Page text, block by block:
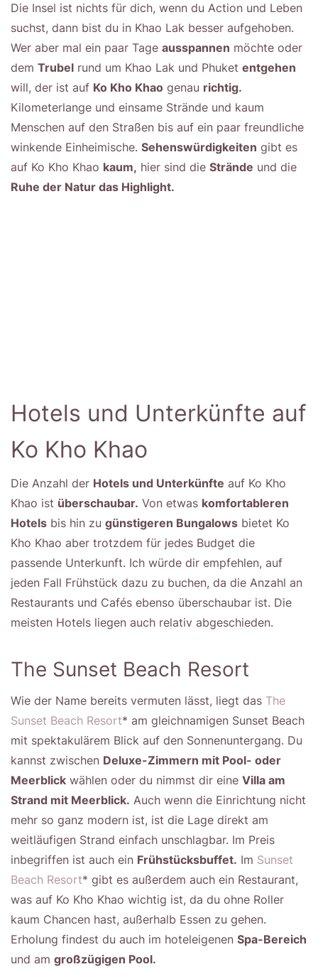
Die Insel ist nichts für dich, wenn du Action und Leben
suchst, dann bist du in Khao Lak besser aufgehoben.
Wer aber mal ein paar Tage ausspannen möchte oder
dem Trubel rund um Khao Lak und Phuket entgehen
will, der ist auf Ko Kho Khao genau richtig.
Kilometerlange und einsame Strände und kaum
Menschen auf den Straßen bis auf ein paar freundliche
winkende Einheimische. Sehenswürdigkeiten gibt es
auf Ko Kho Khao kaum, hier sind die Strände und die
Ruhe der Natur das Highlight.
Hotels und Unterkünfte auf
Ko Kho Khao
Die Anzahl der Hotels und Unterkünfte auf Ko Kho
Khao ist überschaubar. Von etwas komfortableren
Hotels bis hin zu günstigeren Bungalows bietet Ko
Kho Khao aber trotzdem für jedes Budget die
passende Unterkunft. Ich würde dir empfehlen, auf
jeden Fall Frühstück dazu zu buchen, da die Anzahl an
Restaurants und Cafés ebenso überschaubar ist. Die
meisten Hotels liegen auch relativ abgeschieden.
The Sunset Beach Resort
Wie der Name bereits vermuten lässt, liegt das The
Sunset Beach Resort* am gleichnamigen Sunset Beach
mit spektakulärem Blick auf den Sonnenuntergang. Du
kannst zwischen Deluxe-Zimmern mit Pool- oder
Meerblick wählen oder du nimmst dir eine Villa am
Strand mit Meerblick. Auch wenn die Einrichtung nicht
mehr so ganz modern ist, ist die Lage direkt am
weitläufigen Strand einfach unschlagbar. Im Preis
inbegriffen ist auch ein Frühstücksbuffet. Im Sunset
Beach Resort* gibt es außerdem auch ein Restaurant,
was auf Ko Kho Khao wichtig ist, da du ohne Roller
kaum Chancen hast, außerhalb Essen zu gehen.
Erholung findest du auch im hoteleigenen Spa-Bereich
und am großzügigen Pool.